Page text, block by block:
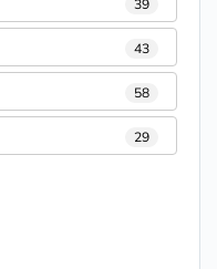
39
43
58
29